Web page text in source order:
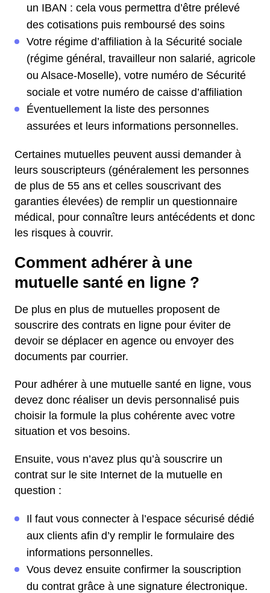
un IBAN : cela vous permettra d’être prélevé
des cotisations puis remboursé des soins
Votre régime d’affiliation à la Sécurité sociale
(régime général, travailleur non salarié, agricole
ou Alsace-Moselle), votre numéro de Sécurité
sociale et votre numéro de caisse d’affiliation
Éventuellement la liste des personnes
assurées et leurs informations personnelles.
Certaines mutuelles peuvent aussi demander à
leurs souscripteurs (généralement les personnes
de plus de 55 ans et celles souscrivant des
garanties élevées) de remplir un questionnaire
médical, pour connaître leurs antécédents et donc
les risques à couvrir.
Comment adhérer à une
mutuelle santé en ligne ?
De plus en plus de mutuelles proposent de
souscrire des contrats en ligne pour éviter de
devoir se déplacer en agence ou envoyer des
documents par courrier.
Pour adhérer à une mutuelle santé en ligne, vous
devez donc réaliser un devis personnalisé puis
choisir la formule la plus cohérente avec votre
situation et vos besoins.
Ensuite, vous n’avez plus qu’à souscrire un
contrat sur le site Internet de la mutuelle en
question :
Il faut vous connecter à l’espace sécurisé dédié
aux clients afin d’y remplir le formulaire des
informations personnelles.
Vous devez ensuite confirmer la souscription
du contrat grâce à une signature électronique.